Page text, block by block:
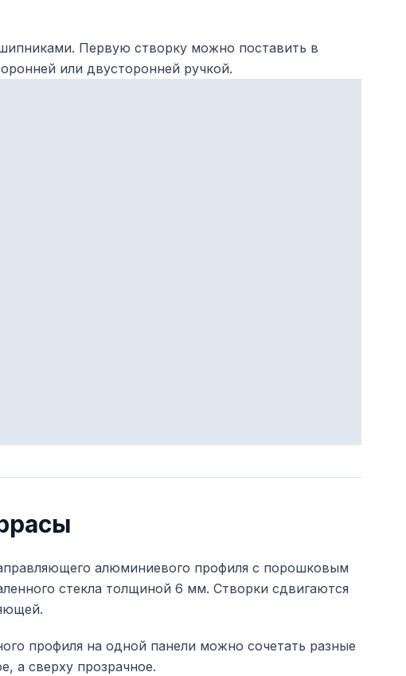
Первую створку можно поставить в
или двусторонней ручкой.
алюминиевого профиля с порошковым
стекла толщиной 6 мм. Створки сдвигаются
профиля на одной панели можно сочетать разные
а сверху прозрачное.